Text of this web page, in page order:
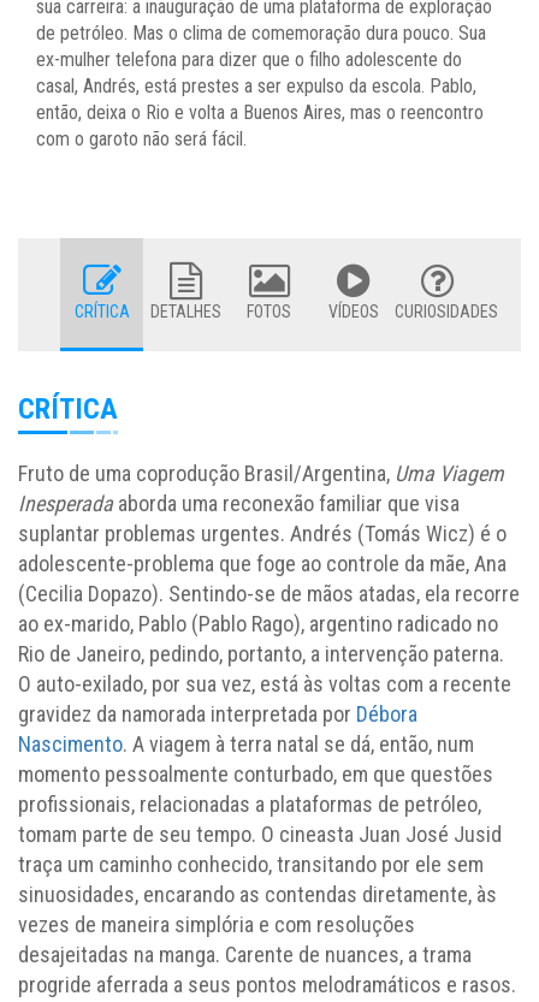
sua carreira: a inauguração de uma plataforma de exploração
de petróleo. Mas o clima de comemoração dura pouco. Sua
ex-mulher telefona para dizer que o filho adolescente do
casal, Andrés, está prestes a ser expulso da escola. Pablo,
então, deixa o Rio e volta a Buenos Aires, mas o reencontro
com o garoto não será fácil.
CRÍTICA DETALHES FOTOS VÍDEOS CURIOSIDADES
CRÍTICA
Fruto de uma coprodução Brasil/Argentina, Uma Viagem
Inesperadaaborda uma reconexão familiar que visa
suplantar problemas urgentes. Andrés (Tomás Wicz) é o
adolescente-problema que foge ao controle da mãe, Ana
(Cecilia Dopazo). Sentindo-se de mãos atadas, ela recorre
ao ex-marido, Pablo (Pablo Rago), argentino radicado no
Rio de Janeiro, pedindo, portanto, a intervenção paterna.
O auto-exilado, por sua vez, está às voltas com a recente
gravidez da namorada interpretada por Débora
Nascimento. A viagem à terra natal se dá, então, num
momento pessoalmente conturbado, em que questões
profissionais, relacionadas a plataformas de petróleo,
tomam parte de seu tempo. O cineasta Juan José Jusid
traça um caminho conhecido, transitando por ele sem
sinuosidades, encarando as contendas diretamente, às
vezes de maneira simplória e com resoluções
desajeitadas na manga. Carente de nuances, a trama
progride aferrada a seus pontos melodramáticos e rasos.